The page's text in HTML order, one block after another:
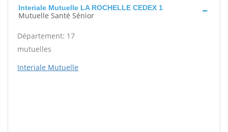
Interiale Mutuelle LA ROCHELLE CEDEX 1
Mutuelle Santé Sénior
Département: 17
mutuelles
Interiale Mutuelle